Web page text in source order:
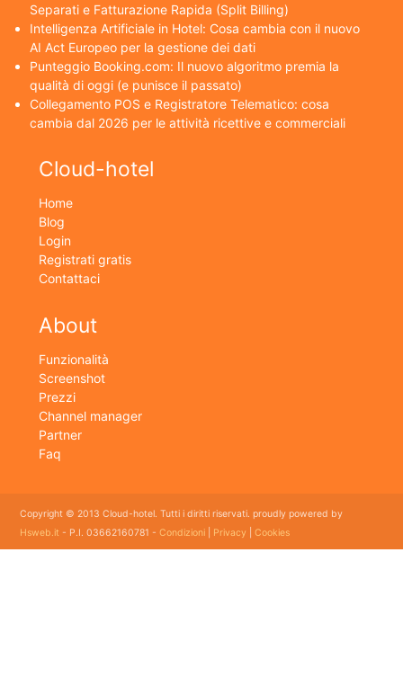
Separati e Fatturazione Rapida (Split Billing)
Intelligenza Artificiale in Hotel: Cosa cambia con il nuovo
AI Act Europeo per la gestione dei dati
Punteggio Booking.com: Il nuovo algoritmo premia la
qualità di oggi (e punisce il passato)
Collegamento POS e Registratore Telematico: cosa
cambia dal 2026 per le attività ricettive e commerciali
Cloud-hotel
Home
Blog
Login
Registrati gratis
Contattaci
About
Funzionalità
Screenshot
Prezzi
Channel manager
Partner
Faq
Copyright © 2013 Cloud-hotel. Tutti i diritti riservati. proudly powered by
Hsweb.it - P.I. 03662160781 -Condizioni Privacy |Cookies